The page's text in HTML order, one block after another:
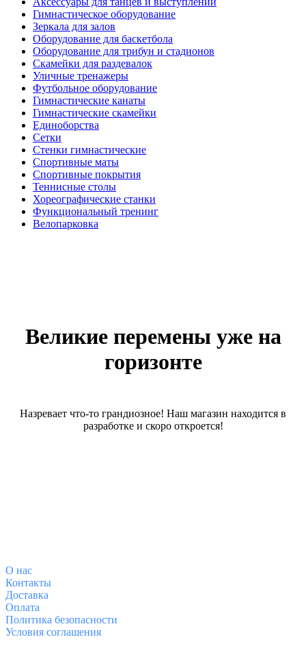
Гимнастическое оборудование
Зеркала для залов
Оборудование для баскетбола
Оборудование для трибун и стадионов
Скамейки для раздевалок
Уличные тренажеры
Футбольное оборудование
Гимнастические канаты
Гимнастические скамейки
Единоборства
Сетки
Стенки гимнастические
Спортивные маты
Спортивные покрытия
Теннисные столы
Хореографические станки
Функциональный тренинг
Велопарковка
Великие перемены уже на
горизонте
Назревает что-то грандиозное! Наш магазин находится в
разработке и скоро откроется!
О нас
Контакты
Доставка
Оплата
Политика безопасности
Условия соглашения